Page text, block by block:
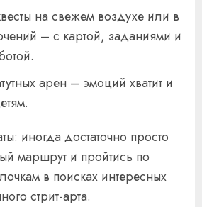
на свежем воздухе или в
– с картой, заданиями и
арен – эмоций хватит и
иногда достаточно просто
маршрут и пройтись по
в поисках интересных
стрит-арта.